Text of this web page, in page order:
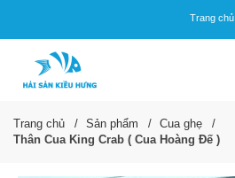
Trang chủ
Trang chủ Sản phẩm
Cua ghẹ
Thân Cua King Crab ( Cua Hoàng Đế )